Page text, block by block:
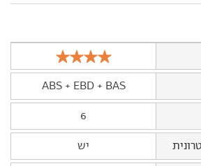
ABS + EBD + BAS
6
יש